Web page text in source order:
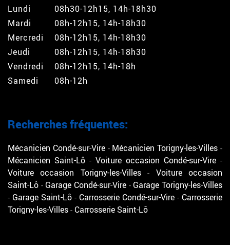
Lundi
08h30-12h15, 14h-18h30
Mardi
08h-12h15, 14h-18h30
Mercredi
08h-12h15, 14h-18h30
Jeudi
08h-12h15, 14h-18h30
Vendredi
08h-12h15, 14h-18h
Samedi
08h-12h
Recherches fréquentes:
Mécanicien Condé-sur-Vire
Mécanicien Torigny-les-Villes
Mécanicien Saint-Lô
Voiture occasion Condé-sur-Vire
Voiture occasion Torigny-les-Villes
Voiture occasion
Saint-Lô
Garage Condé-sur-Vire
Garage Torigny-les-Villes
Garage Saint-Lô
Carrosserie Condé-sur-Vire
Carrosserie
Torigny-les-Villes
Carrosserie Saint-Lô